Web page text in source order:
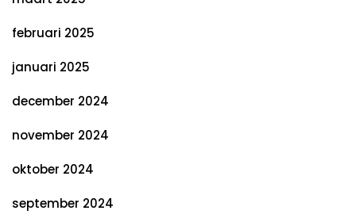
februari 2025
januari 2025
december 2024
november 2024
oktober 2024
september 2024